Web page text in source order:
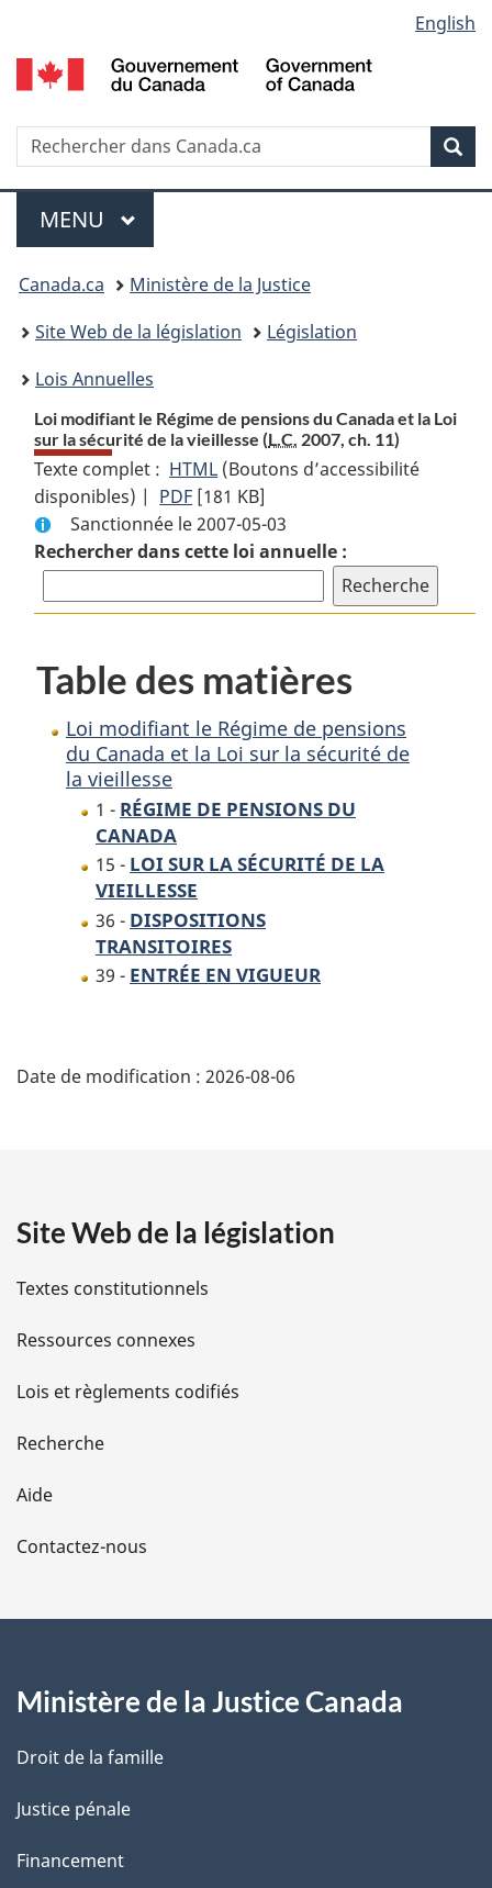
au
contenu
propos
de
la
HTML
simplifiée
selection
English
Recherche
Menu
MENU PRINCIPAL
Vous
etes
ici
Canada.ca
Ministère de la Justice
Site Web de la législation
Législation
Lois Annuelles
Loi modifiant le Régime de pensions du Canada et la Loi
sur la sécurité de la vieillesse (L.C. 2007, ch. 11)
Texte complet : HTML Texte
complet
:
Loi
modifiant
le
pensions
du
Canada
et
la
Loi
sur
la
sécurité
de
la
vieillesse
(Boutons d’accessibilité
disponibles) | PDF Texte
complet
:
Loi
modifiant
de
pensions
du
Canada
et
la
Loi
sur
la
sécurité
de
la
[181 KB]
Sanctionnée le 2007-05-03
Rechercher dans cette loi annuelle :
Table des matières
Loi modifiant le Régime de pensions
du Canada et la Loi sur la sécurité de
la vieillesse
1 - RÉGIME DE PENSIONS DU
CANADA
15 - LOI SUR LA SÉCURITÉ DE LA
VIEILLESSE
36 - DISPOSITIONS
TRANSITOIRES
39 - ENTRÉE EN VIGUEUR
é
i
l
s
d
e
l
a
e
Date de modification : 2026-08-06
Site Web de la législation
Textes constitutionnels
Ressources connexes
Lois et règlements codifiés
Recherche
Aide
Contactez-nous
Ministère de la Justice Canada
Droit de la famille
Justice pénale
Financement